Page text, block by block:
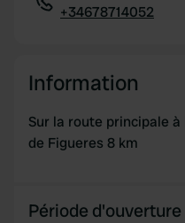
+34678714052
Information
Sur la route principale
de Figueres 8 km
Période